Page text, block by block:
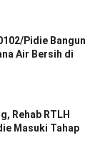
Pidie Bangun
Air Bersih di
Rehab RTLH
Masuki Tahap